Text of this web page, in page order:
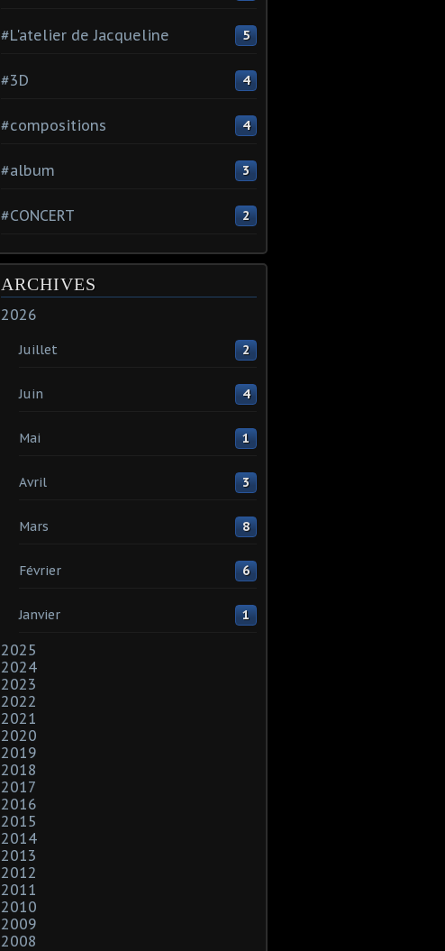
#L'atelier de Jacqueline 5
#3D 4
#compositions 4
#album 3
#CONCERT 2
ARCHIVES
2026
Juillet 2
Juin 4
Mai 1
Avril 3
Mars 8
Février 6
Janvier 1
2025
2024
2023
2022
2021
2020
2019
2018
2017
2016
2015
2014
2013
2012
2011
2010
2009
2008